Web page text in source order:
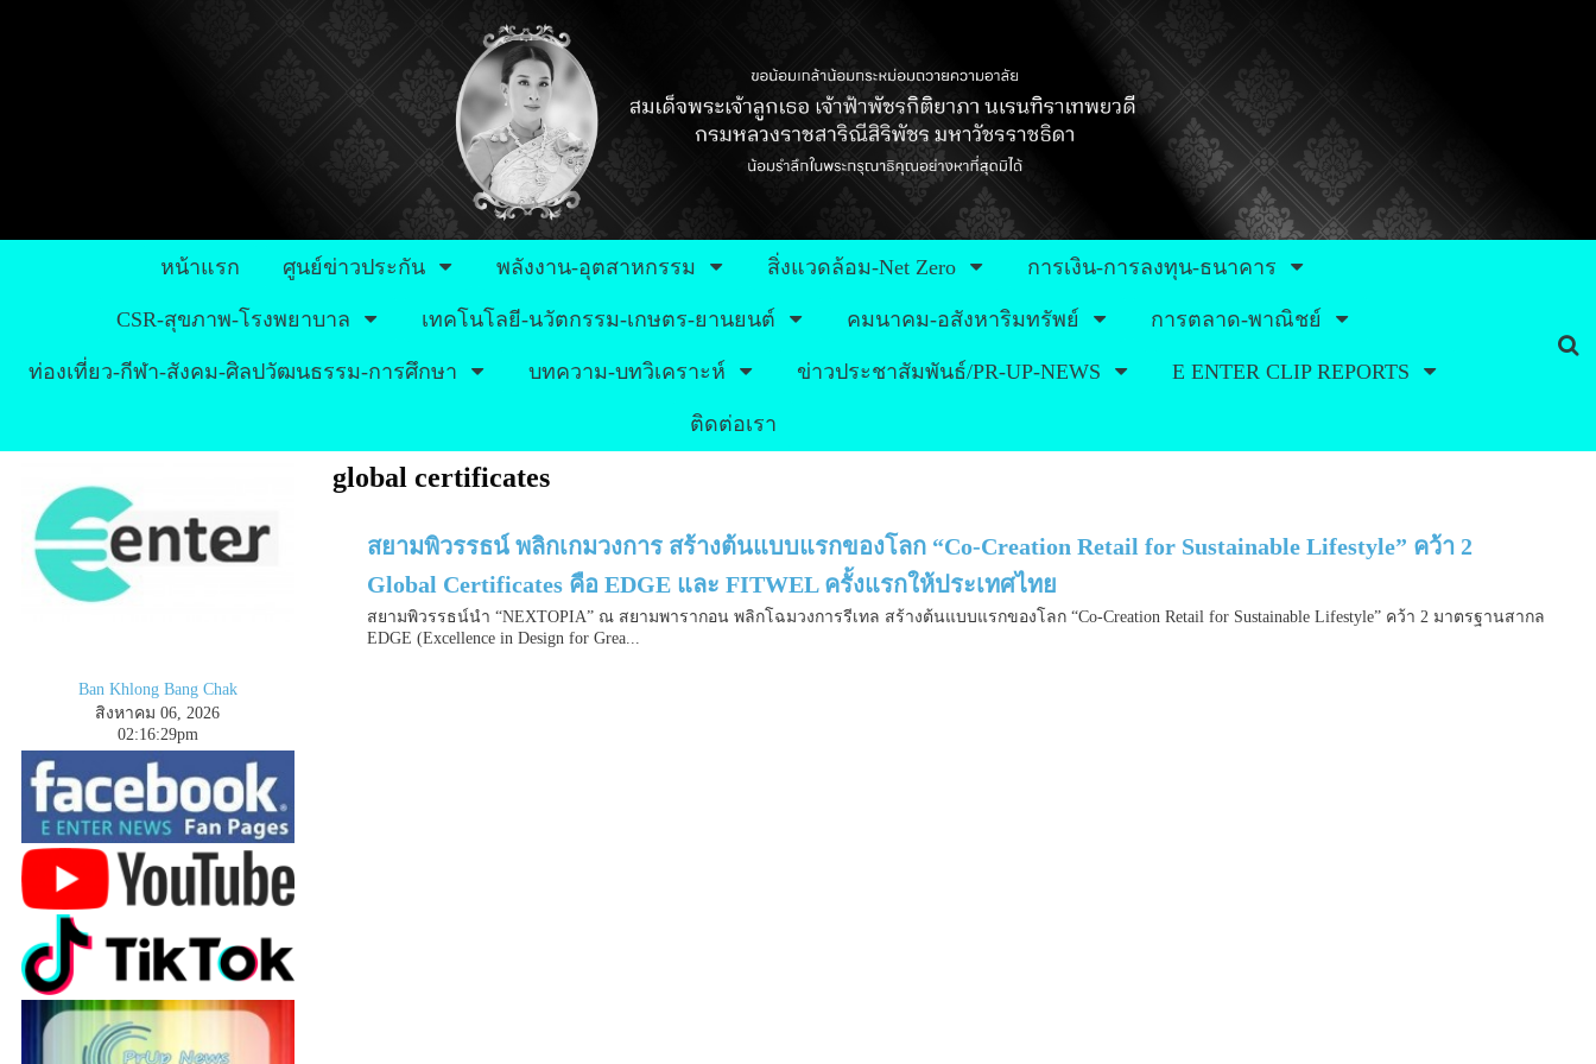
หน้าแรก ศูนย์ข่าวประกัน พลังงาน-อุตสาหกรรม สิ่งแวดล้อม-Net Zero การเงิน-การลงทุน-ธนาคาร
CSR-สุขภาพ-โรงพยาบาล เทคโนโลยี-นวัตกรรม-เกษตร-ยานยนต์ คมนาคม-อสังหาริมทรัพย์ การตลาด-พาณิชย์
ท่องเที่ยว-กีฬา-สังคม-ศิลปวัฒนธรรม-การศึกษา บทความ-บทวิเคราะห์ ข่าวประชาสัมพันธ์/PR-UP-NEWS E ENTER CLIP REPORTS
ติดต่อเรา
Ban Khlong Bang Chak
สิงหาคม 06, 2026
02:16:29pm
global certificates
สยามพิวรรธน์ พลิกเกมวงการ สร้างต้นแบบแรกของโลก “Co-Creation Retail for Sustainable Lifestyle” คว้า 2
Global Certificates คือ EDGE และ FITWEL ครั้งแรกให้ประเทศไทย
สยามพิวรรธน์นำ “NEXTOPIA” ณ สยามพารากอน พลิกโฉมวงการรีเทล สร้างต้นแบบแรกของโลก “Co-Creation Retail for Sustainable Lifestyle” คว้า 2 มาตรฐานสากล
EDGE (Excellence in Design for Grea...